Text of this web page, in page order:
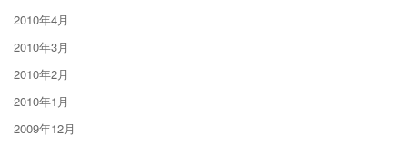
2010年4月
2010年3月
2010年2月
2010年1月
2009年12月